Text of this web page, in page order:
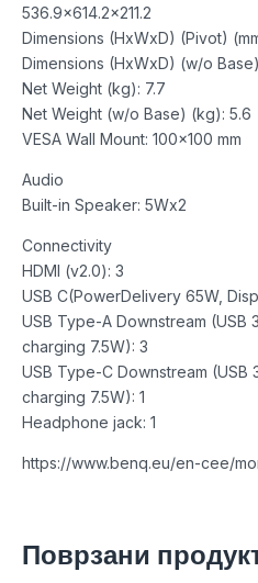
536.9×614.2×211.2
Dimensions (HxWxD) (Pivot)
Dimensions (HxWxD) (w/o
Net Weight (kg): 7.7
Net Weight (w/o Base) (kg): 5.6
VESA Wall Mount: 100×100 mm
Audio
Built-in Speaker: 5Wx2
Connectivity
HDMI (v2.0): 3
USB C(PowerDelivery 65W,
USB Type-A Downstream (USB
charging 7.5W): 3
USB Type-C Downstream (USB
charging 7.5W): 1
Headphone jack: 1
https://www.benq.eu/en-cee/
Поврзани